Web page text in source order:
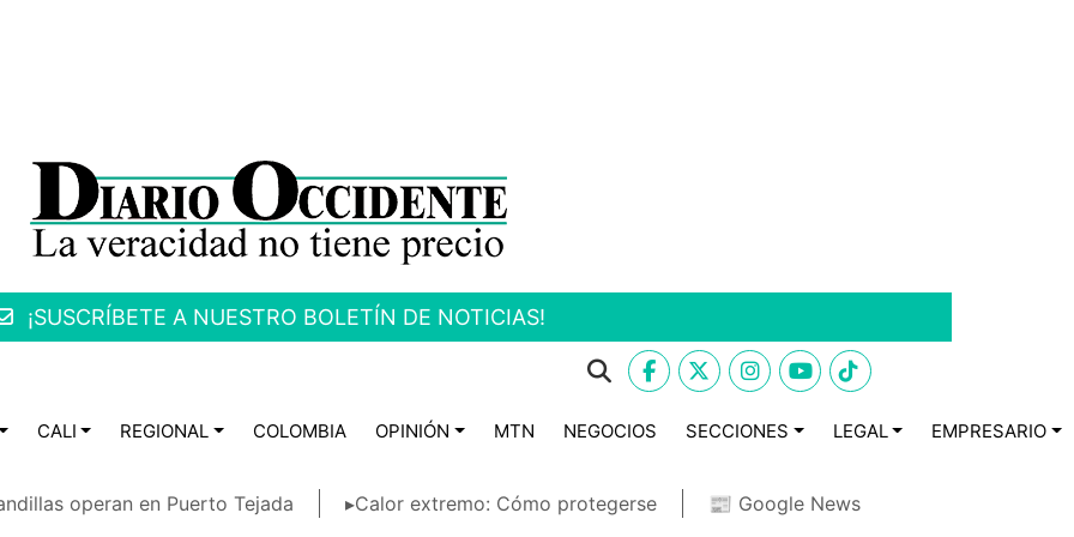
¡SUSCRÍBETE A NUESTRO BOLETÍN DE NOTICIAS!
CALI REGIONAL COLOMBIA OPINIÓN MTN NEGOCIOS SECCIONES LEGAL EMPRESARIO
operan en Puerto Tejada ▸Calor extremo: Cómo protegerse 📰 Google News